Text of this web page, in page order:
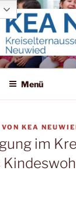
stark!
Menü
VON KEA
im